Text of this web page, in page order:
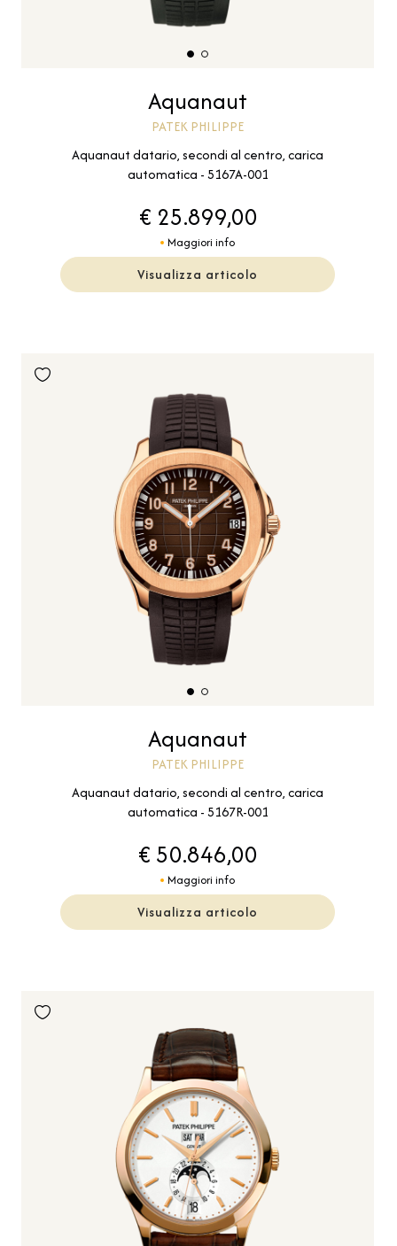
Aquanaut
PATEK PHILIPPE
Aquanaut datario, secondi al centro, carica
automatica - 5167A-001
€ 25.899,00
Maggiori info
Visualizza articolo
Aquanaut
PATEK PHILIPPE
Aquanaut datario, secondi al centro, carica
automatica - 5167R-001
€ 50.846,00
Maggiori info
Visualizza articolo